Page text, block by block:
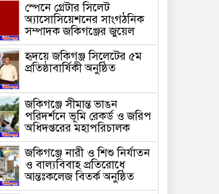
স্পেনে গ্রেটার সিলেট
অ্যাসোসিয়েশনের সাংগঠনিক
সম্পাদক জকিগঞ্জের জুয়েল
হৃদয়ে জকিগঞ্জ সিলেটের ৫ম
প্রতিষ্ঠাবার্ষিকী অনুষ্ঠিত
জকিগঞ্জে সীমান্ত ভাঙন
পরিদর্শনে ভূমি রেকর্ড ও জরিপ
অধিদপ্তরের মহাপরিচালক
জকিগঞ্জে নারী ও শিশু নির্যাতন
ও বাল্যবিবাহ প্রতিরোধে
আন্তঃকলেজ বিতর্ক অনুষ্ঠিত